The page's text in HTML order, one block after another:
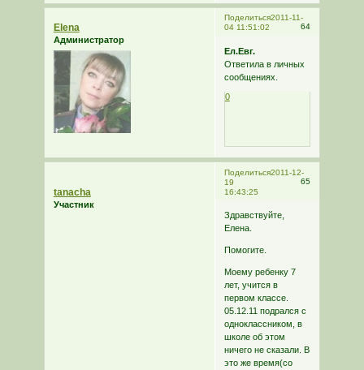
Поделиться
64
2011-11-
04 11:51:02
Elena
Администратор
Ел.Евг.
Ответила в личных
сообщениях.
0
Поделиться
65
2011-12-
19
16:43:25
tanacha
Участник
Здравствуйте,
Елена.
Помогите.
Моему ребенку 7
лет, учится в
первом классе.
05.12.11 подрался с
одноклассником, в
школе об этом
ничего не сказали. В
это же время(со